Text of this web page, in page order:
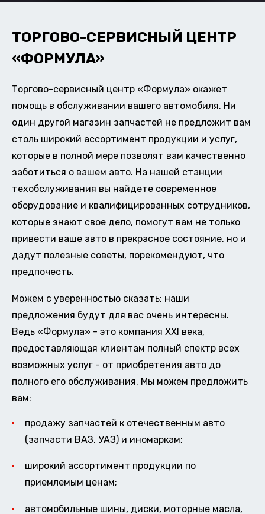
ТОРГОВО-СЕРВИСНЫЙ ЦЕНТР
«ФОРМУЛА»
Торгово-сервисный центр «Формула» окажет
помощь в обслуживании вашего автомобиля. Ни
один другой магазин запчастей не предложит вам
столь широкий ассортимент продукции и услуг,
которые в полной мере позволят вам качественно
заботиться о вашем авто. На нашей станции
техобслуживания вы найдете современное
оборудование и квалифицированных сотрудников,
которые знают свое дело, помогут вам не только
привести ваше авто в прекрасное состояние, но и
дадут полезные советы, порекомендуют, что
предпочесть.
Можем с уверенностью сказать: наши
предложения будут для вас очень интересны.
Ведь «Формула» - это компания XXI века,
предоставляющая клиентам полный спектр всех
возможных услуг - от приобретения авто до
полного его обслуживания. Мы можем предложить
вам:
продажу запчастей к отечественным авто
(запчасти ВАЗ, УАЗ) и иномаркам;
широкий ассортимент продукции по
приемлемым ценам;
автомобильные шины, диски, моторные масла,